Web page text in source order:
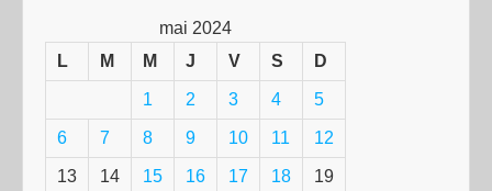
mai 2024
L
M M J V S D
1 2 3 4 5
6 7 8 9 10 11 12
13 14 15 16 17 18 19